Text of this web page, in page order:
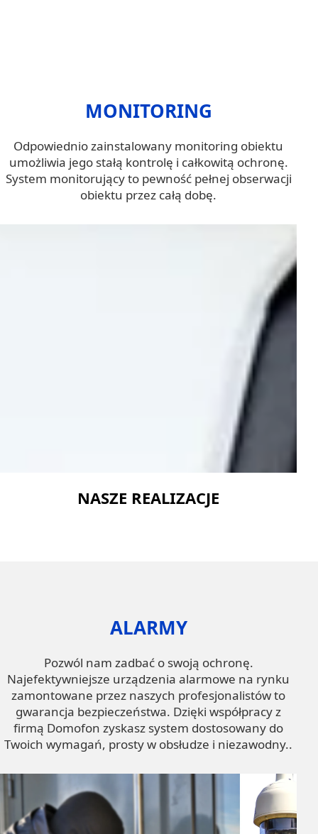
MONITORING
Odpowiednio zainstalowany monitoring obiektu
umożliwia jego stałą kontrolę i całkowitą ochronę.
System monitorujący to pewność pełnej obserwacji
obiektu przez całą dobę.
NASZE REALIZACJE
ALARMY
Pozwól nam zadbać o swoją ochronę.
Najefektywniejsze urządzenia alarmowe na rynku
zamontowane przez naszych profesjonalistów to
gwarancja bezpieczeństwa. Dzięki współpracy z
firmą Domofon zyskasz system dostosowany do
Twoich wymagań, prosty w obsłudze i niezawodny..